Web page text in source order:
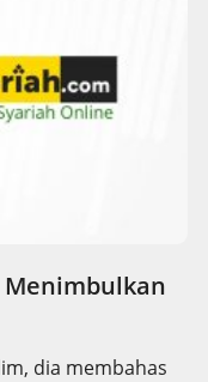
dia membahas